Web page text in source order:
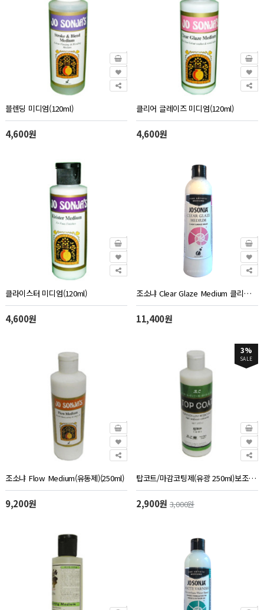
블렌딩 미디엄(120ml)
4,600원
클리어 글레이즈 미디엄(120ml)
4,600원
클라이스터 미디엄(120ml)
4,600원
조소냐 Clear Glaze Medium 클리어 글레이즈 미디엄 250ml 조선자
11,400원
조소냐 Flow Medium(유동제)(250ml)
9,200원
3%
SALE
탑코트/마감코팅제(유광 250ml)보조제 냅킨아트용 마감제 바니쉬 코팅제
2,900원3,000원